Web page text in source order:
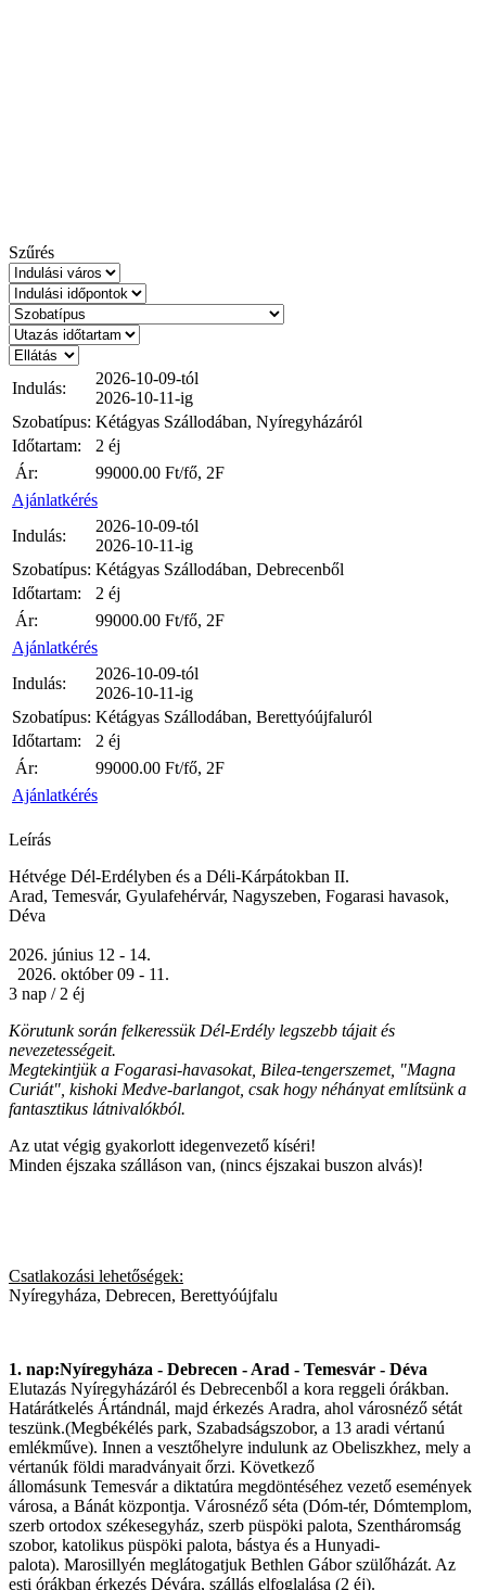
Szűrés
Indulás:
2026-10-09-tól
2026-10-11-ig
Szobatípus: Kétágyas Szállodában, Nyíregyházáról
Időtartam:
2 éj
Ár:
99000.00 Ft/fő, 2F
Ajánlatkérés
Indulás:
2026-10-09-tól
2026-10-11-ig
Szobatípus: Kétágyas Szállodában, Debrecenből
Időtartam:
2 éj
Ár:
99000.00 Ft/fő, 2F
Ajánlatkérés
Indulás:
2026-10-09-tól
2026-10-11-ig
Szobatípus: Kétágyas Szállodában, Berettyóújfaluról
Időtartam:
2 éj
Ár:
99000.00 Ft/fő, 2F
Ajánlatkérés
Leírás
Hétvége Dél-Erdélyben és a Déli-Kárpátokban II.
Arad, Temesvár, Gyulafehérvár, Nagyszeben, Fogarasi havasok,
Déva
2026. június 12 - 14.
2026. október 09 - 11.
3 nap / 2 éj
Körutunk során felkeressük Dél-Erdély legszebb tájait és
nevezetességeit.
Megtekintjük a Fogarasi-havasokat, Bilea-tengerszemet, "Magna
Curiát", kishoki Medve-barlangot, csak hogy néhányat említsünk a
fantasztikus látnivalókból.
Az utat végig gyakorlott idegenvezető kíséri!
Minden éjszaka szálláson van, (nincs éjszakai buszon alvás)!
Csatlakozási lehetőségek:
Nyíregyháza, Debrecen, Berettyóújfalu
1. nap:Nyíregyháza - Debrecen - Arad - Temesvár - Déva
Elutazás Nyíregyházáról és Debrecenből a kora reggeli órákban.
Határátkelés Ártándnál, majd érkezés Aradra, ahol városnéző sétát
teszünk.(Megbékélés park, Szabadságszobor, a 13 aradi vértanú
emlékműve). Innen a vesztőhelyre indulunk az Obeliszkhez, mely a
vértanúk földi maradványait őrzi. Következő
állomásunk Temesvár a diktatúra megdöntéséhez vezető események
városa, a Bánát központja. Városnéző séta (Dóm-tér, Dómtemplom,
szerb ortodox székesegyház, szerb püspöki palota, Szentháromság
szobor, katolikus püspöki palota, bástya és a Hunyadi-
palota). Marosillyén meglátogatjuk Bethlen Gábor szülőházát. Az
esti órákban érkezés Dévára, szállás elfoglalása (2 éj).